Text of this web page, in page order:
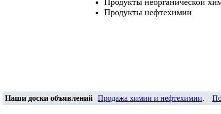
Продукты неорганической
Продукты нефтехимии
Наши доски объявлений Продажа химии и нефтехимии,